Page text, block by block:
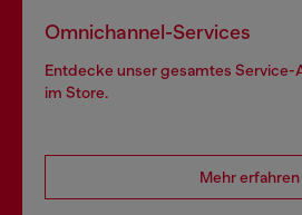
Omnichannel-Services
Entdecke unser gesamtes Service-
im Store.
Mehr erfahren